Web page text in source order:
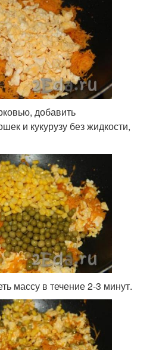
добавить
и кукурузу без жидкости,
массу в течение 2-3 минут.